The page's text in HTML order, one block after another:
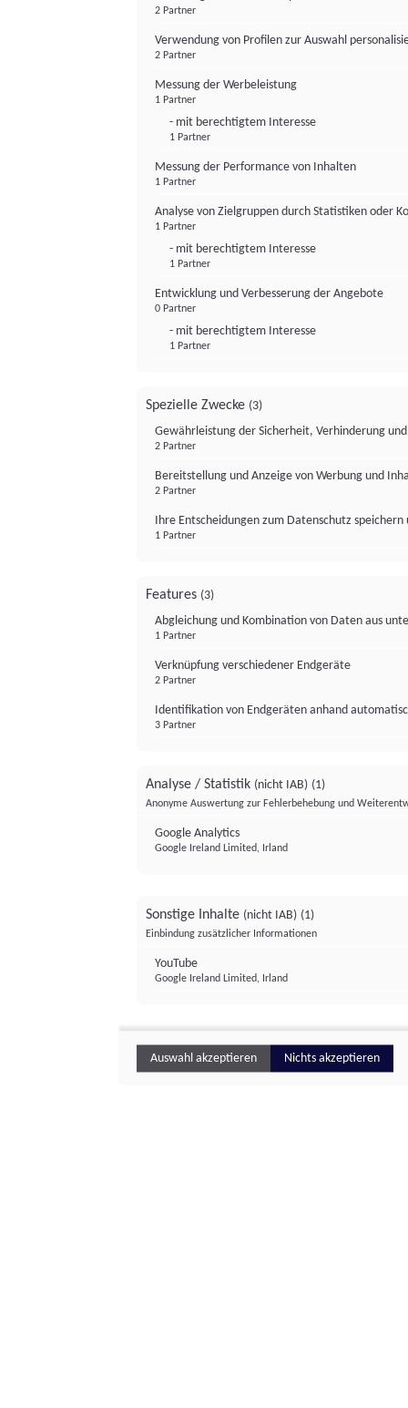
2 Partner
Verwendung von Profilen zur Auswahl
2 Partner
Messung der Werbeleistung
1 Partner
- mit berechtigtem Interesse
1 Partner
Messung der Performance von Inhalten
1 Partner
Analyse von Zielgruppen durch Statistiken oder
1 Partner
- mit berechtigtem Interesse
1 Partner
Entwicklung und Verbesserung der Angebote
0 Partner
- mit berechtigtem Interesse
1 Partner
Spezielle Zwecke (3)
Gewährleistung der Sicherheit, Verhinderung
2 Partner
Bereitstellung und Anzeige von Werbung und
2 Partner
Ihre Entscheidungen zum Datenschutz
1 Partner
Features (3)
Abgleichung und Kombination von Daten aus
1 Partner
Verknüpfung verschiedener Endgeräte
2 Partner
Identifikation von Endgeräten anhand
3 Partner
Analyse / Statistik (nicht IAB) (1)
Anonyme Auswertung zur Fehlerbehebung und
Google Analytics
Google Ireland Limited, Irland
Sonstige Inhalte (nicht IAB) (1)
Einbindung zusätzlicher Informationen
YouTube
Google Ireland Limited, Irland
Auswahl akzeptieren Nichts akzeptieren